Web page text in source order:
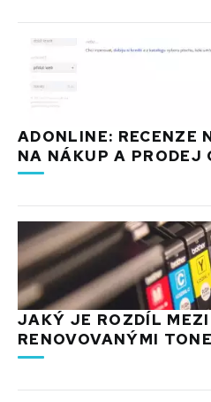
ADONLINE: RECENZE
NA NÁKUP A PRODEJ
JAKÝ JE ROZDÍL
RENOVOVANÝMI